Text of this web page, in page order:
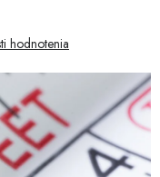
osobných údajov
hodnotenia